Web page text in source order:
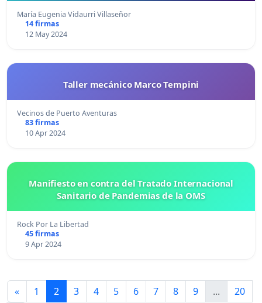
María Eugenia Vidaurri Villaseñor
14 firmas
12 May 2024
Taller mecánico Marco Tempini
Vecinos de Puerto Aventuras
83 firmas
10 Apr 2024
Manifiesto en contra del Tratado Internacional
Sanitario de Pandemias de la OMS
Rock Por La Libertad
45 firmas
9 Apr 2024
« 1 2 3 4 5 6 7 8 9 ...
20